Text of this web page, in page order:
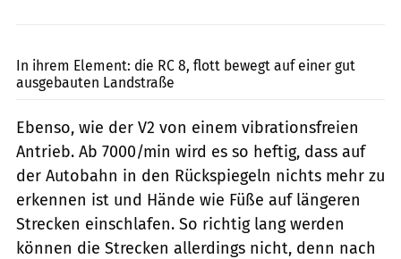
In ihrem Element: die RC 8, flott bewegt auf einer gut
ausgebauten Landstraße
Ebenso, wie der V2 von einem vibrationsfreien
Antrieb. Ab 7000/min wird es so heftig, dass auf
der Autobahn in den Rückspiegeln nichts mehr zu
erkennen ist und Hände wie Füße auf längeren
Strecken einschlafen. So richtig lang werden
können die Strecken allerdings nicht, denn nach